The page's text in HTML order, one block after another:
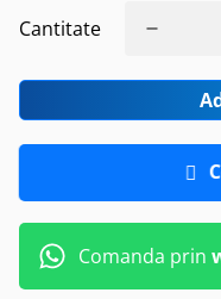
Cantitate
Comanda prin